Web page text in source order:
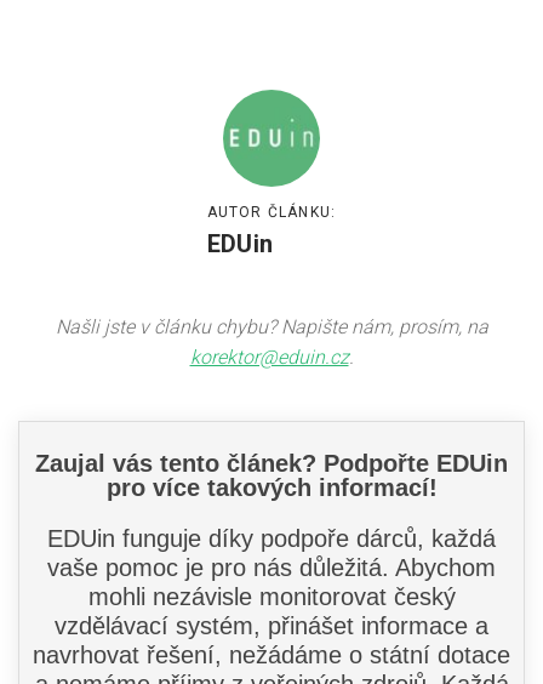
AUTOR ČLÁNKU:
EDUin
Našli jste v článku chybu? Napište nám, prosím, na
korektor@eduin.cz.